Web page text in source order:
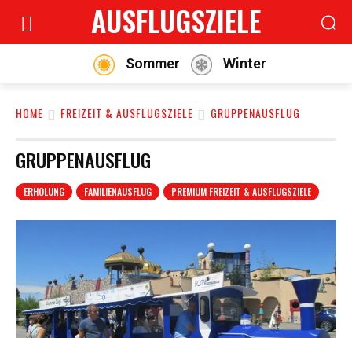
AUSFLUGSZIELE
Sommer Winter
HOME FREIZEIT & AUSFLUGSZIELE GRUPPENAUSFLUG
GRUPPENAUSFLUG
ERHOLUNG FAMILIENAUSFLUG PREMIUM FREIZEIT & AUSFLUGSZIELE